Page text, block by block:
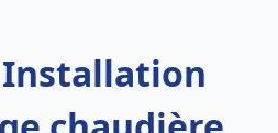
Installation